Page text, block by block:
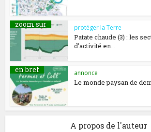
zoom sur protéger la Terre
Patate chaude (3) : les
d’activité en...
en bref annonce
Le monde paysan de
A propos de l'auteur